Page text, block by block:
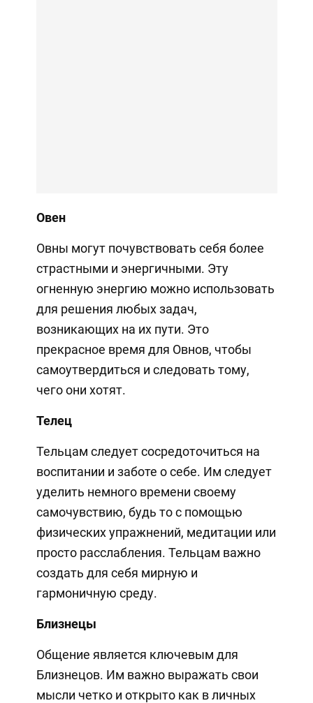
Овен
Овны могут почувствовать себя более
страстными и энергичными. Эту
огненную энергию можно использовать
для решения любых задач,
возникающих на их пути. Это
прекрасное время для Овнов, чтобы
самоутвердиться и следовать тому,
чего они хотят.
Телец
Тельцам следует сосредоточиться на
воспитании и заботе о себе. Им следует
уделить немного времени своему
самочувствию, будь то с помощью
физических упражнений, медитации или
просто расслабления. Тельцам важно
создать для себя мирную и
гармоничную среду.
Близнецы
Общение является ключевым для
Близнецов. Им важно выражать свои
мысли четко и открыто как в личных